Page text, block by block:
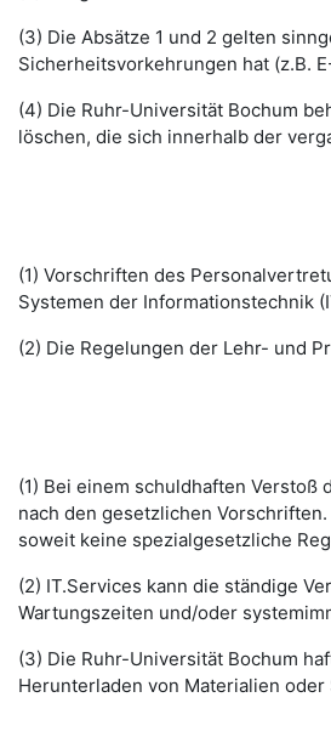
(3) Die Absätze 1 und 2 gelten
Sicherheitsvorkehrungen hat (z.B.
(4) Die Ruhr-Universität Bochum
löschen, die sich innerhalb der
(1) Vorschriften des
Systemen der Informationstechnik
(2) Die Regelungen der Lehr- und
(1) Bei einem schuldhaften
nach den gesetzlichen
soweit keine spezialgesetzliche
(2) IT.Services kann die ständige
Wartungszeiten und/oder
(3) Die Ruhr-Universität Bochum
Herunterladen von Materialien